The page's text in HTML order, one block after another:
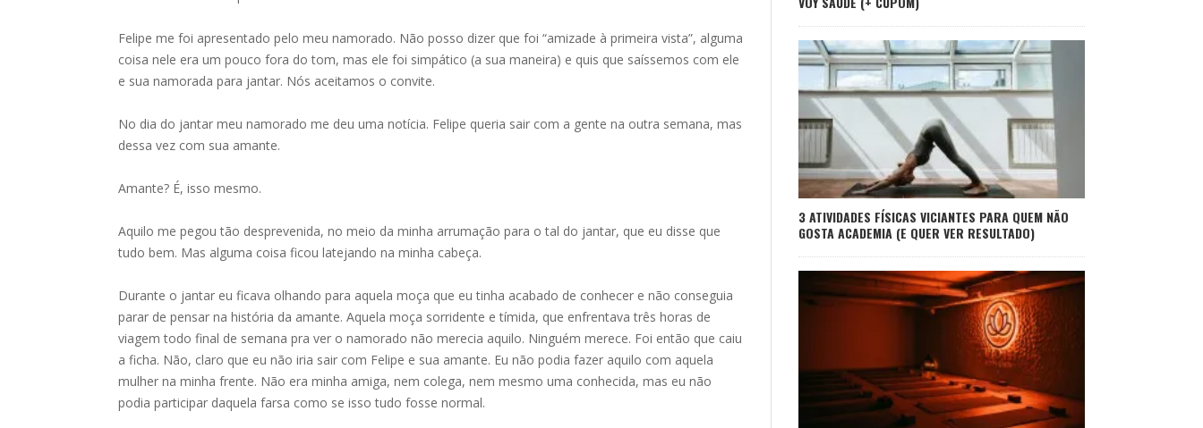
Felipe me foi apresentado pelo meu namorado. Não posso dizer que foi “amizade à primeira vista”, alguma
coisa nele era um pouco fora do tom, mas ele foi simpático (a sua maneira) e quis que saíssemos com ele
e sua namorada para jantar. Nós aceitamos o convite.
No dia do jantar meu namorado me deu uma notícia. Felipe queria sair com a gente na outra semana, mas
dessa vez com sua amante.
Amante? É, isso mesmo.
Aquilo me pegou tão desprevenida, no meio da minha arrumação para o tal do jantar, que eu disse que
tudo bem. Mas alguma coisa ficou latejando na minha cabeça.
Durante o jantar eu ficava olhando para aquela moça que eu tinha acabado de conhecer e não conseguia
parar de pensar na história da amante. Aquela moça sorridente e tímida, que enfrentava três horas de
viagem todo final de semana pra ver o namorado não merecia aquilo. Ninguém merece. Foi então que caiu
a ficha. Não, claro que eu não iria sair com Felipe e sua amante. Eu não podia fazer aquilo com aquela
mulher na minha frente. Não era minha amiga, nem colega, nem mesmo uma conhecida, mas eu não
podia participar daquela farsa como se isso tudo fosse normal.
3 ATIVIDADES FÍSICAS VICIANTES PARA QUEM NÃO
GOSTA ACADEMIA (E QUER VER RESULTADO)